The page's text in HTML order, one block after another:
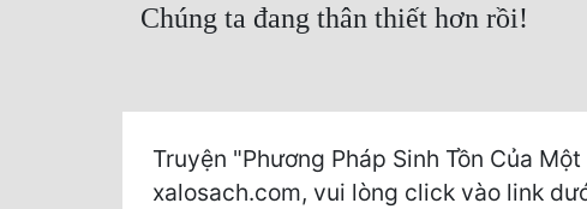
Chúng ta đang thân thiết hơn rồi!
Truyện "Phương Pháp Sinh Tồn Của
xalosach.com, vui lòng click vào link